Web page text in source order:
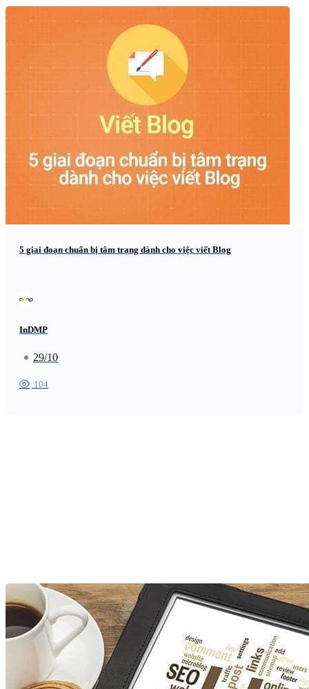
5 giai đoạn chuẩn bị tâm trạng dành cho việc viết Blog
InDMP
29/10
104